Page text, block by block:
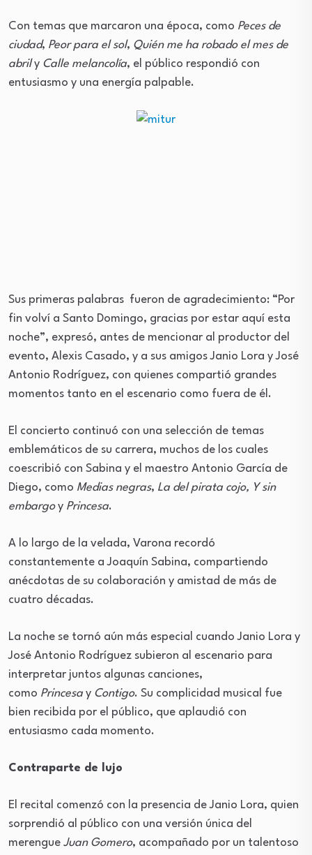
Con temas que marcaron una época, como Peces de
ciudad, Peor para el sol, Quién me ha robado el mes de
abrily Calle melancolía, el público respondió con
entusiasmo y una energía palpable.
Sus primeras palabras fueron de agradecimiento: “Por
fin volví a Santo Domingo, gracias por estar aquí esta
noche”, expresó, antes de mencionar al productor del
evento, Alexis Casado, y a sus amigos Janio Lora y José
Antonio Rodríguez, con quienes compartió grandes
momentos tanto en el escenario como fuera de él.
El concierto continuó con una selección de temas
emblemáticos de su carrera, muchos de los cuales
coescribió con Sabina y el maestro Antonio García de
Diego, como Medias negras, La del pirata cojo, Y sin
embargoy Princesa.
A lo largo de la velada, Varona recordó
constantemente a Joaquín Sabina, compartiendo
anécdotas de su colaboración y amistad de más de
cuatro décadas.
La noche se tornó aún más especial cuando Janio Lora y
José Antonio Rodríguez subieron al escenario para
interpretar juntos algunas canciones,
como Princesa y Contigo. Su complicidad musical fue
bien recibida por el público, que aplaudió con
entusiasmo cada momento.
Contraparte de lujo
El recital comenzó con la presencia de Janio Lora, quien
sorprendió al público con una versión única del
merengue Juan Gomero, acompañado por un talentoso